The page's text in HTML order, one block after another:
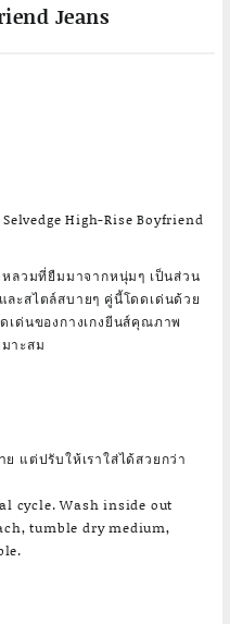
Jeans
High-Rise Boyfriend
หลวมที่ยืมมาจากหนุ่มๆ เป็นส่วน
ะสไตล์สบายๆ คู่นี้โดดเด่นด้วย
เด่นของกางเกงยีนส์คุณภาพ
าะสม
แต่ปรับให้เราใส่ได้สวยกว่า
cycle. Wash inside out
tumble dry medium,